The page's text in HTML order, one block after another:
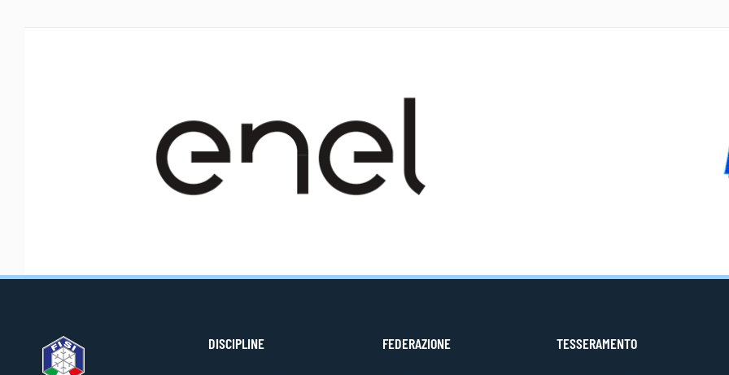
DISCIPLINE FEDERAZIONE TESSERAMENTO